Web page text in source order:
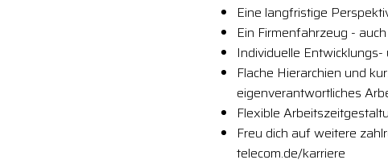
Eine langfristige
Ein Firmenfahrzeug -
Individuelle
Flache Hierarchien und
eigenverantwortliches
Flexible
Freu dich auf weitere
telecom.de/karriere